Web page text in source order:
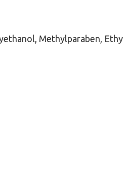
Methylparaben,